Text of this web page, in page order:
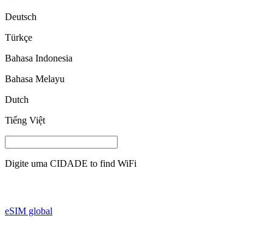
Deutsch
Türkçe
Bahasa Indonesia
Bahasa Melayu
Dutch
Tiếng Việt
Digite uma CIDADE to find WiFi
eSIM global